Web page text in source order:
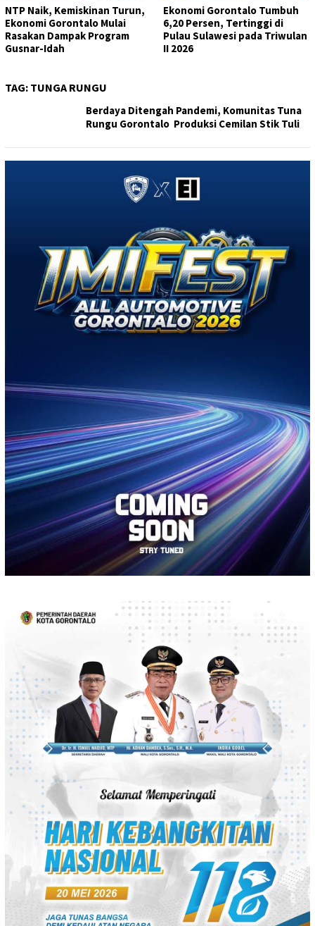
NTP Naik, Kemiskinan Turun,
Ekonomi Gorontalo Mulai
Rasakan Dampak Program
Gusnar-Idah
Ekonomi Gorontalo Tumbuh
6,20 Persen, Tertinggi di
Pulau Sulawesi pada Triwulan
II 2026
TAG: TUNGA RUNGU
Berdaya Ditengah Pandemi, Komunitas Tuna
Rungu Gorontalo Produksi Cemilan Stik Tuli